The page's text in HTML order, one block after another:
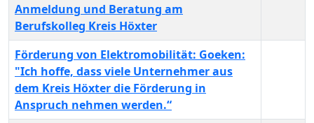
Anmeldung und Beratung am
Berufskolleg Kreis Höxter
Förderung von Elektromobilität: Goeken:
"Ich hoffe, dass viele Unternehmer aus
dem Kreis Höxter die Förderung in
Anspruch nehmen werden.“